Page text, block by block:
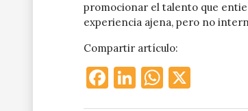
promocionar el talento que
experiencia ajena, pero no
Compartir artículo:
Facebook
LinkedIn